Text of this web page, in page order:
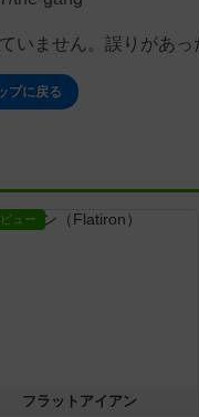
いません。誤りがあっ
プに戻る
ュー
フラットアイアン